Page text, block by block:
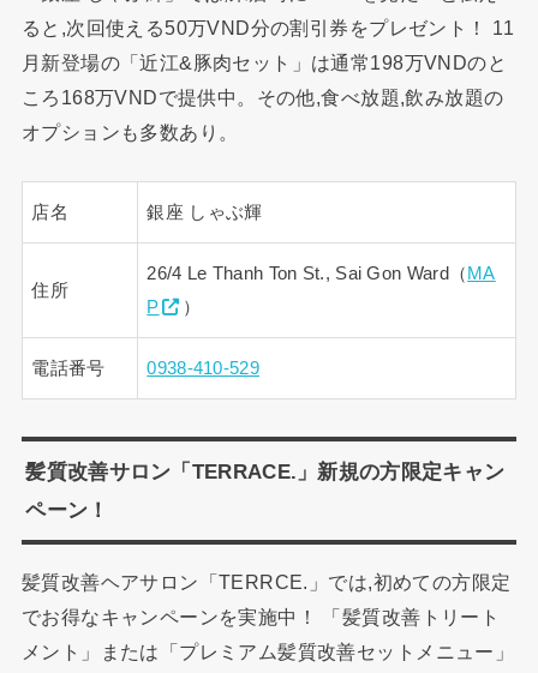
ると,次回使える50万VND分の割引券をプレゼント！ 11
月新登場の「近江&豚肉セット」は通常198万VNDのと
ころ168万VNDで提供中。その他,食べ放題,飲み放題の
オプションも多数あり。
店名 銀座 しゃぶ輝
住所
26/4 Le Thanh Ton St., Sai Gon Ward（ MA
P
）
電話番号 0938-410-529
髪質改善サロン「TERRACE.」新規の方限定キャン
ペーン！
髪質改善ヘアサロン「TERRCE.」では,初めての方限定
でお得なキャンペーンを実施中！ 「髪質改善トリート
メント」または「プレミアム髪質改善セットメニュー」